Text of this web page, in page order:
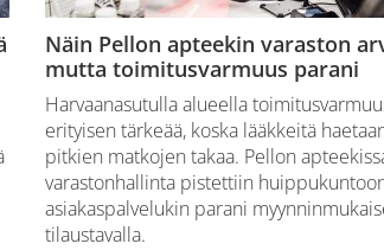
Näin Pellon apteekin varaston
mutta toimitusvarmuus parani
Harvaanasutulla alueella
erityisen tärkeää, koska lääkkeitä
pitkien matkojen takaa. Pellon
varastonhallinta pistettiin
asiakaspalvelukin parani
tilaustavalla.